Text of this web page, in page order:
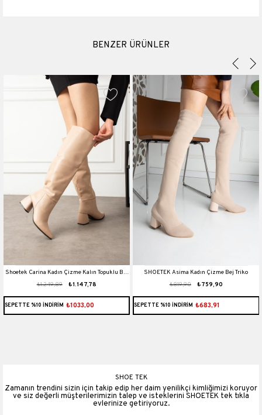
BENZER ÜRÜNLER
Shoetek Carina Kadın Çizme Kalın Topuklu Bej
Deri₺1.147,78
₺1.249,89
SEPETTE %10 İNDİRİM ₺1033,00
SHOETEK Asima Kadın Çizme Bej Triko
₺759,90
₺819,90
SEPETTE %10 İNDİRİM ₺683,91
SHOE TEK
Zamanın trendini sizin için takip edip her daim yenilikçi kimliğimizi koruyor
ve siz değerli müşterilerimizin talep ve isteklerini SHOETEK tek tıkla
evlerinize getiriyoruz.